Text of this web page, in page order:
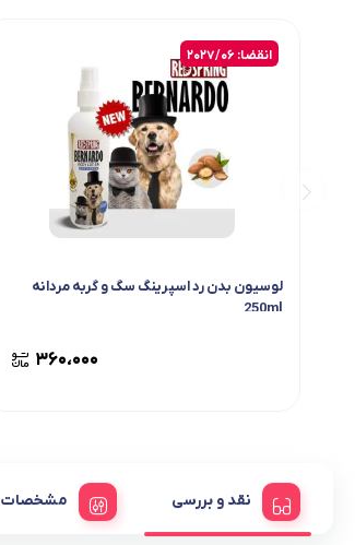
انقضا: 2027/06
لوسیون بدن رد اسپرینگ سگ و گربه مردانه
250ml
۳۶۰،۰۰۰
نقد و بررسی مشخصات